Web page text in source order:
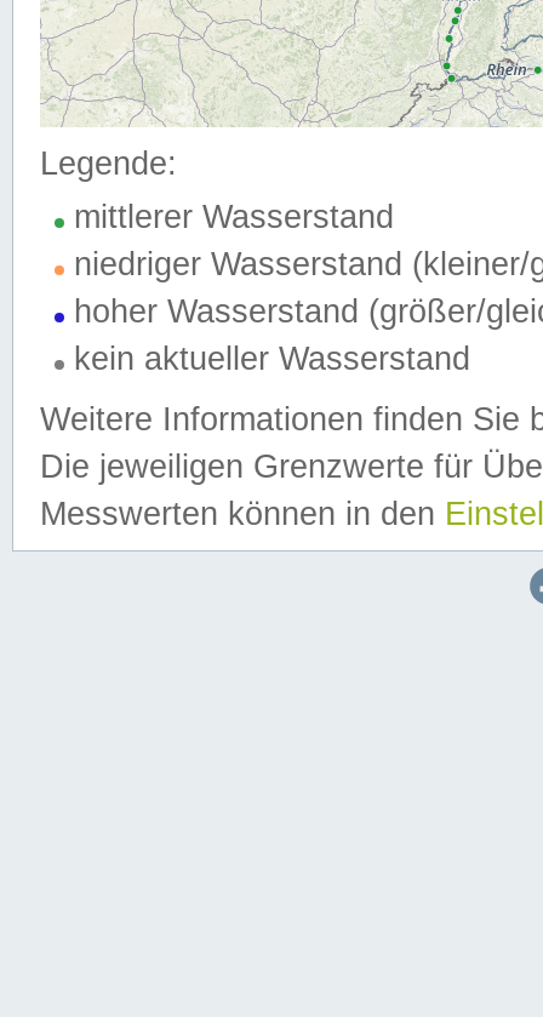
Legende:
mittlerer Wasserstand
niedriger Wasserstand (kleiner/
hoher Wasserstand (größer/
kein aktueller Wasserstand
Weitere Informationen finden Sie
Die jeweiligen Grenzwerte für
Messwerten können in den